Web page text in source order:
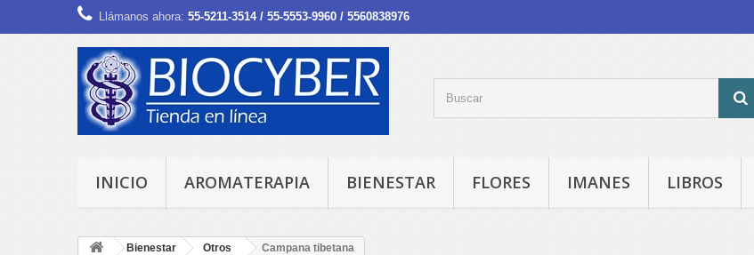
Llámanos ahora: 55-5211-3514 / 55-5553-9960 / 5560838976
INICIO AROMATERAPIA BIENESTAR FLORES IMANES LIBROS
Bienestar Otros Campana tibetana